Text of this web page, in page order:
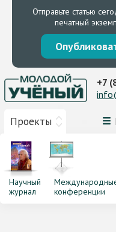
Отправьте статью
печатный
Проекты
+7
Научный
журнал
конференции